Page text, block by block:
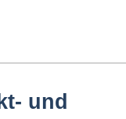
und